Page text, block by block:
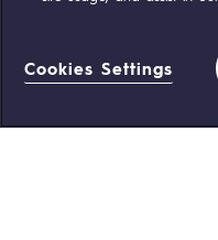
Standard Teréga 0
Cookies Settings